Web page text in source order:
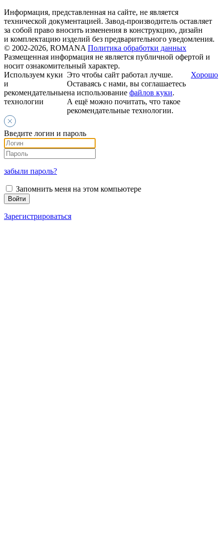
Информация, представленная на сайте, не является
технической документацией. Завод-производитель оставляет
за собой право вносить изменения в конструкцию, дизайн
и комплектацию изделий без предварительного уведомления.
© 2002-2026, ROMANA Политика обработки данных
Размещенная информация не является публичной офертой и
носит ознакомительный характер.
Используем куки
и
рекомендательные
технологии
Это чтобы сайт работал лучше.
Оставаясь с нами, вы соглашаетесь
на использование файлов куки.
А ещё можно почитать, что такое
рекомендательные технологии.
Хорошо
Введите логин и пароль
забыли пароль?
Запомнить меня на этом компьютере
Зарегистрироваться